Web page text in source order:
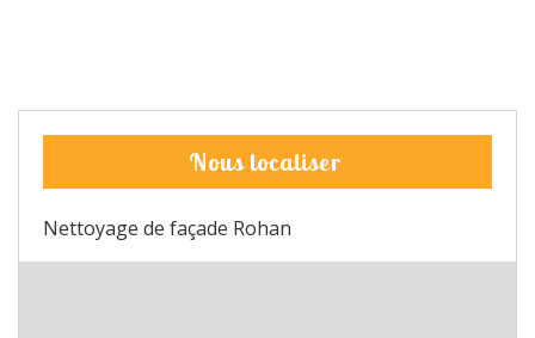
Nous localiser
Nettoyage de façade Rohan